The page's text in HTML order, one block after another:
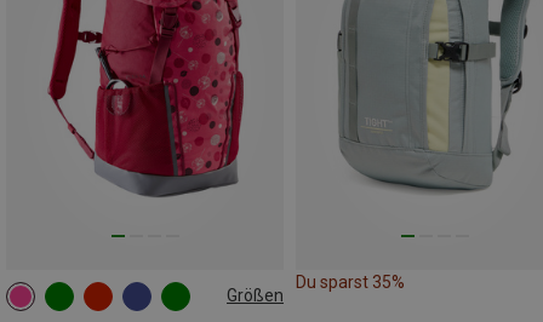
Größen
14L
Du sparst 35%